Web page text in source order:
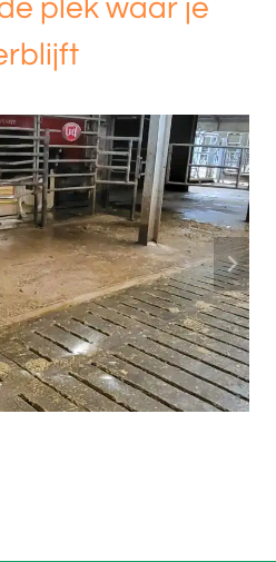
plek waar je